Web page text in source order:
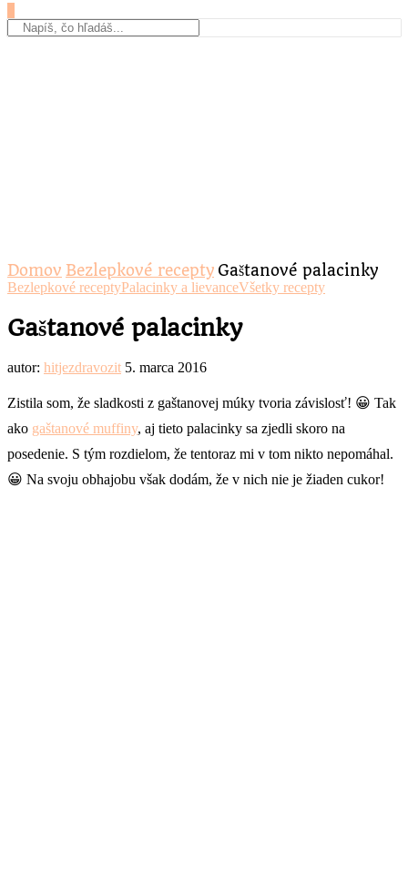
Domov Bezlepkové recepty Gaštanové palacinky
Bezlepkové receptyPalacinky a lievanceVšetky recepty
Gaštanové palacinky
autor: hitjezdravozit 5. marca 2016
Zistila som, že sladkosti z gaštanovej múky tvoria závislosť! 😀 Tak
ako gaštanové muffiny, aj tieto palacinky sa zjedli skoro na
posedenie. S tým rozdielom, že tentoraz mi v tom nikto nepomáhal.
😀 Na svoju obhajobu však dodám, že v nich nie je žiaden cukor!